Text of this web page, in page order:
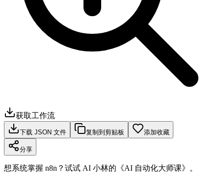
获取工作流
下载 JSON 文件 复制到剪贴板 添加收藏
分享
想系统掌握 n8n？试试 AI 小林的《AI 自动化大师课》。